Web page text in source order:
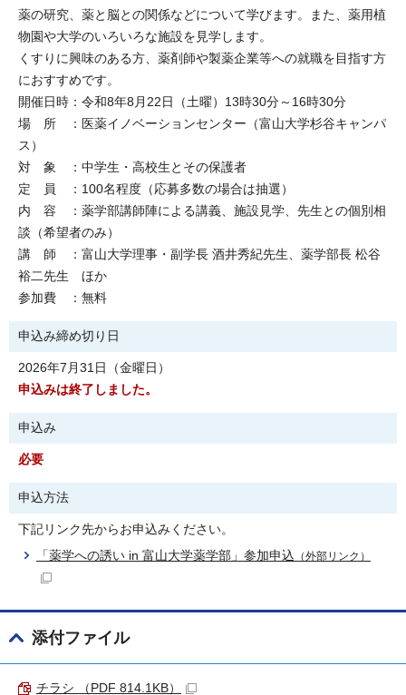
薬の研究、薬と脳との関係などについて学びます。また、薬用植
物園や大学のいろいろな施設を見学します。
くすりに興味のある方、薬剤師や製薬企業等への就職を目指す方
におすすめです。
開催日時：令和8年8月22日（土曜）13時30分～16時30分
場 所 ：医薬イノベーションセンター（富山大学杉谷キャンパ
ス）
対 象 ：中学生・高校生とその保護者
定 員 ：100名程度（応募多数の場合は抽選）
内 容 ：薬学部講師陣による講義、施設見学、先生との個別相
談（希望者のみ）
講 師 ：富山大学理事・副学長 酒井秀紀先生、薬学部長 松谷
裕二先生 ほか
参加費 ：無料
申込み締め切り日
2026年7月31日（金曜日）
申込みは終了しました。
申込み
必要
申込方法
下記リンク先からお申込みください。
「薬学への誘い in 富山大学薬学部」参加申込 （外部リンク）
添付ファイル
チラシ （PDF 814.1KB）